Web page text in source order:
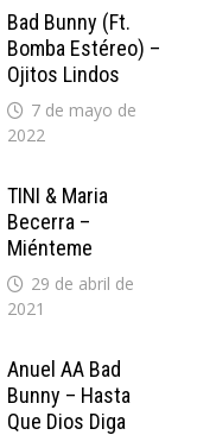
Bad Bunny (ft.
Bomba Estéreo) –
Ojitos Lindos
7 de mayo de
2022
TINI & Maria
Becerra –
Miénteme
29 de abril de
2021
Anuel AA Bad
Bunny – Hasta
Que Dios Diga